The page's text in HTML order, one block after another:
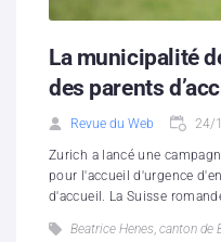
La municipalité
des parents
Revue du Web 24/
Zurich a lancé une
pour l'accueil d'urgence
d'accueil. La Suisse
Beatrice Henes, canton de